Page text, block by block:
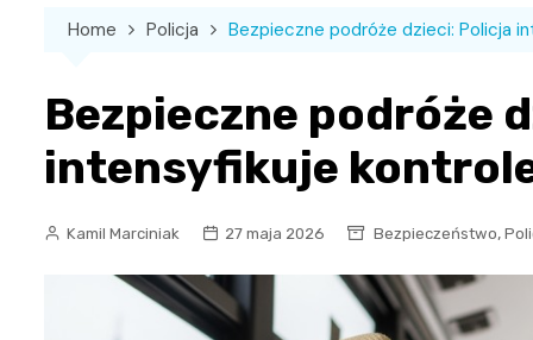
Wydarzenia
Sport
Home Policja Bezpieczne podróże dzieci: Policja
Bezpieczne podróże
intensyfikuje
Kamil Marciniak 27 maja 2026 Bezpieczeństwo,